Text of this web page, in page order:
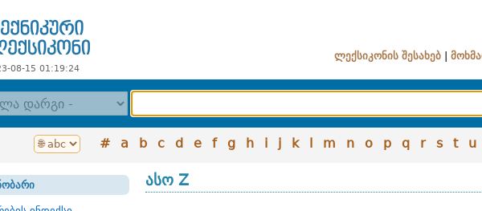
08-15 01:19:24
ლექსიკონის შესახებ
# a b c d e f g h i j k l m n o p q r s t u
ასო Z